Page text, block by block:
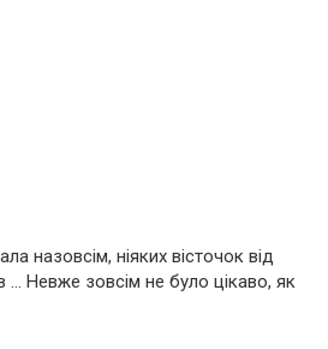
назовсім, ніяких вісточок від
… Невже зовсім не було цікаво, як